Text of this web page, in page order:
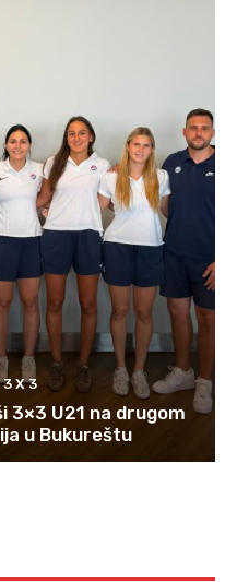
3 X 3
3×3 U21 na drugom
u Bukureštu